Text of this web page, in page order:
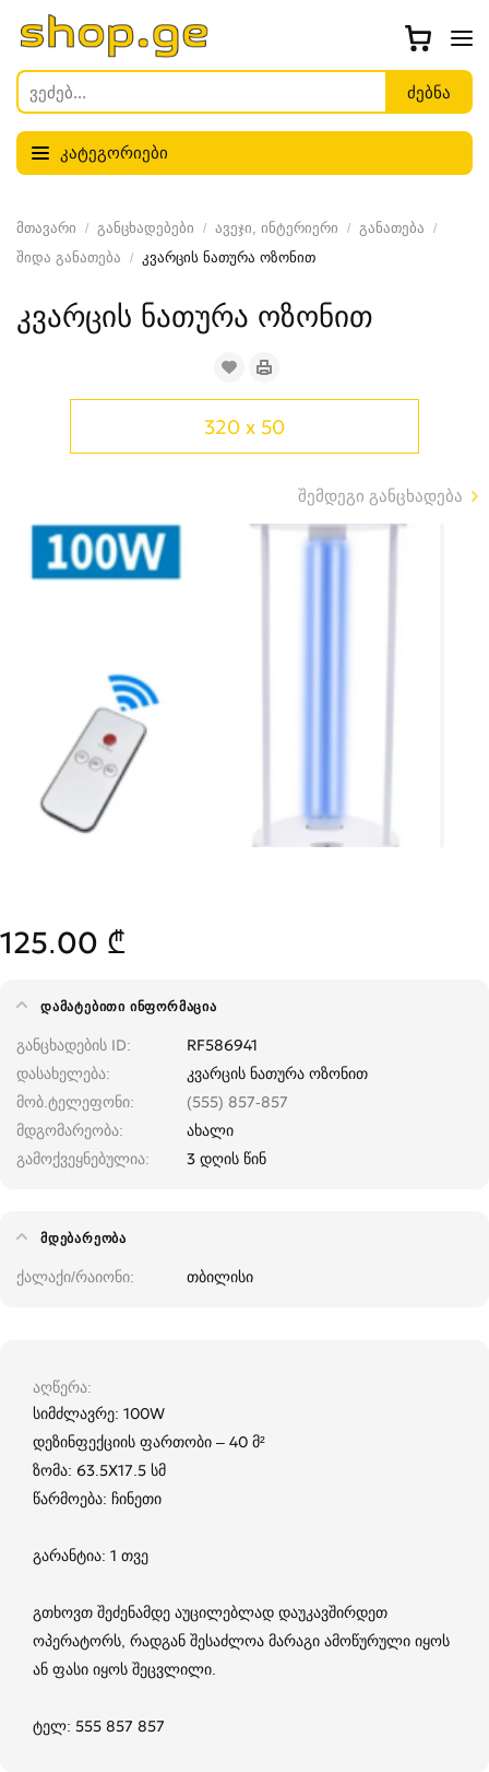
კატეგორიები
მთავარი განცხადებები ავეჯი, ინტერიერი
განათება
შიდა განათება
კვარცის ნათურა ოზონით
კვარცის ნათურა ოზონით
320 x 50
შემდეგი განცხადება
125.00 ₾
ᲓᲐᲛᲐᲢᲔᲑᲘᲗᲘ ᲘᲜᲤᲝᲠᲛᲐᲪᲘᲐ
განცხადების ID
RF586941
დასახელება
კვარცის ნათურა ოზონით
მობ.ტელეფონი
(555) 857-857
მდგომარეობა
ახალი
გამოქვეყნებულია
3 დღის წინ
ᲛᲓᲔᲑᲐᲠᲔᲝᲑᲐ
ქალაქი/რაიონი თბილისი
აღწერა
სიმძლავრე: 100W
დეზინფექციის ფართობი – 40 მ²
ზომა: 63.5X17.5 სმ
წარმოება: ჩინეთი
გარანტია: 1 თვე
გთხოვთ შეძენამდე აუცილებლად დაუკავშირდეთ
ოპერატორს, რადგან შესაძლოა მარაგი ამოწურული იყოს
ან ფასი იყოს შეცვლილი.
ტელ: 555 857 857